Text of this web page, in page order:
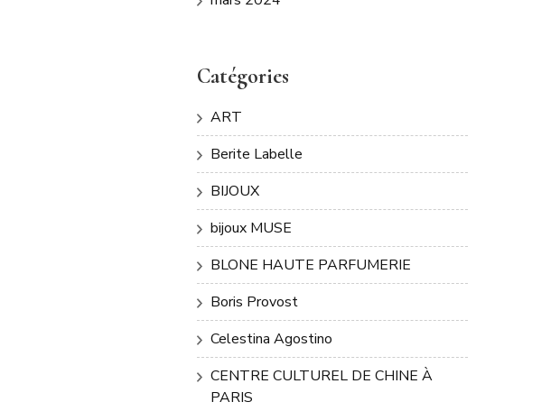
Catégories
ART
Berite Labelle
BIJOUX
bijoux MUSE
BLONE HAUTE PARFUMERIE
Boris Provost
Celestina Agostino
CENTRE CULTUREL DE CHINE À
PARIS